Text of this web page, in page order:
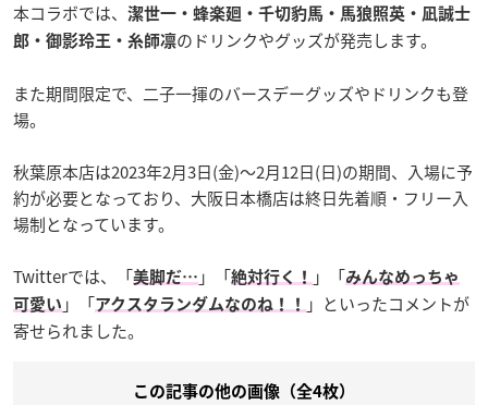
本コラボでは、
潔世一・蜂楽廻・千切豹馬・馬狼照英・凪誠士
郎・御影玲王・糸師凛のドリンクやグッズが発売します。
また期間限定で、二子一揮のバースデーグッズやドリンクも登
場。
秋葉原本店は2023年2月3日(金)〜2月12日(日)の期間、入場に予
約が必要となっており、大阪日本橋店は終日先着順・フリー入
場制となっています。
Twitterでは、「美脚だ… 」「絶対行く！ 」「みんなめっちゃ
可愛い 」「アクスタランダムなのね！！
」といったコメントが
寄せられました。
この記事の他の画像（全4枚）